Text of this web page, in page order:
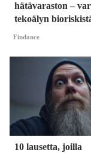
hätävaraston –
tekoälyn
Findance
10 lausetta, joilla